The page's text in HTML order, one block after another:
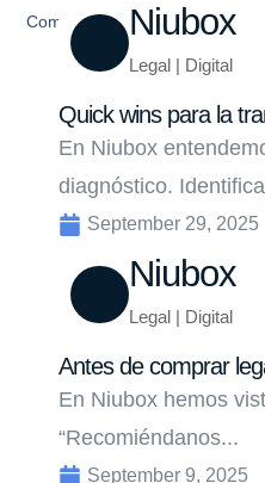
Compartir Niubox
Legal | Digital
Quick wins para la
En Niubox
diagnóstico.
September 29, 2025
Niubox
Legal | Digital
Antes de comprar
En Niubox hemos
“Recomiéndanos...
September 9, 2025